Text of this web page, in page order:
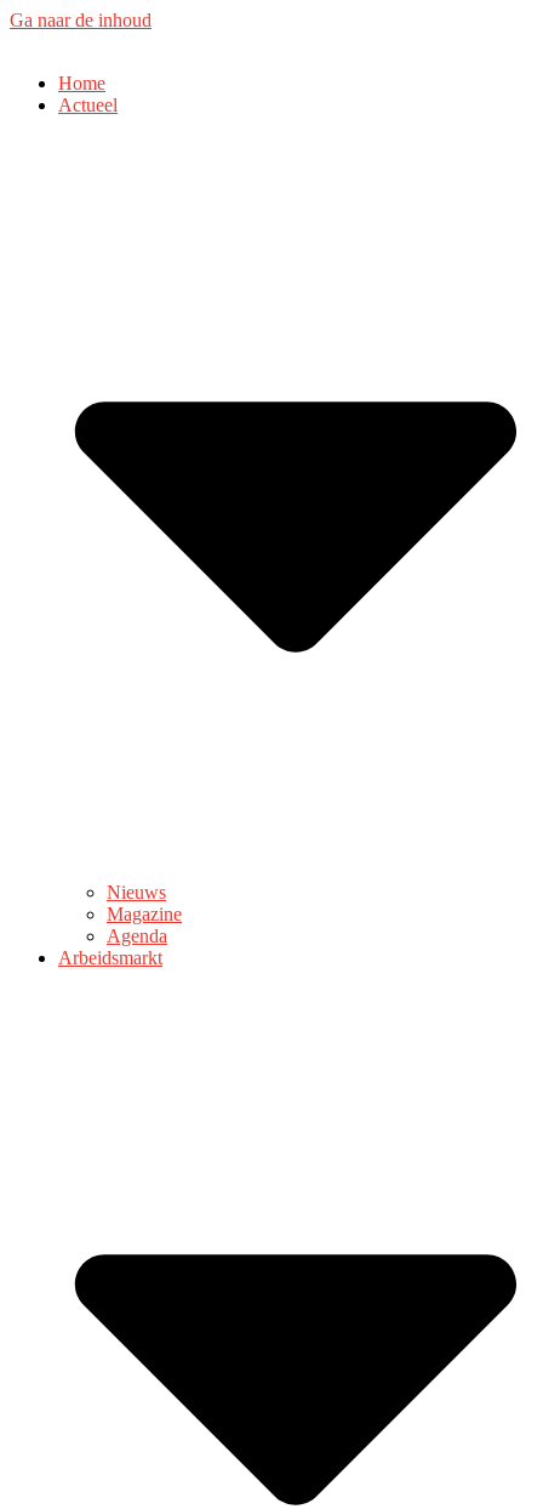
Ga naar de inhoud
Home
Actueel
Nieuws
Magazine
Agenda
Arbeidsmarkt